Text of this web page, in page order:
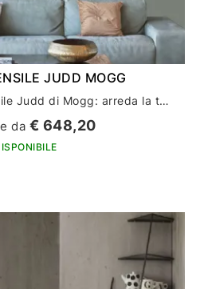
JUDD MOGG
Scopri la libreria pensile Judd di Mogg: arreda la tua casa con stile ed eleganza
da € 648,20